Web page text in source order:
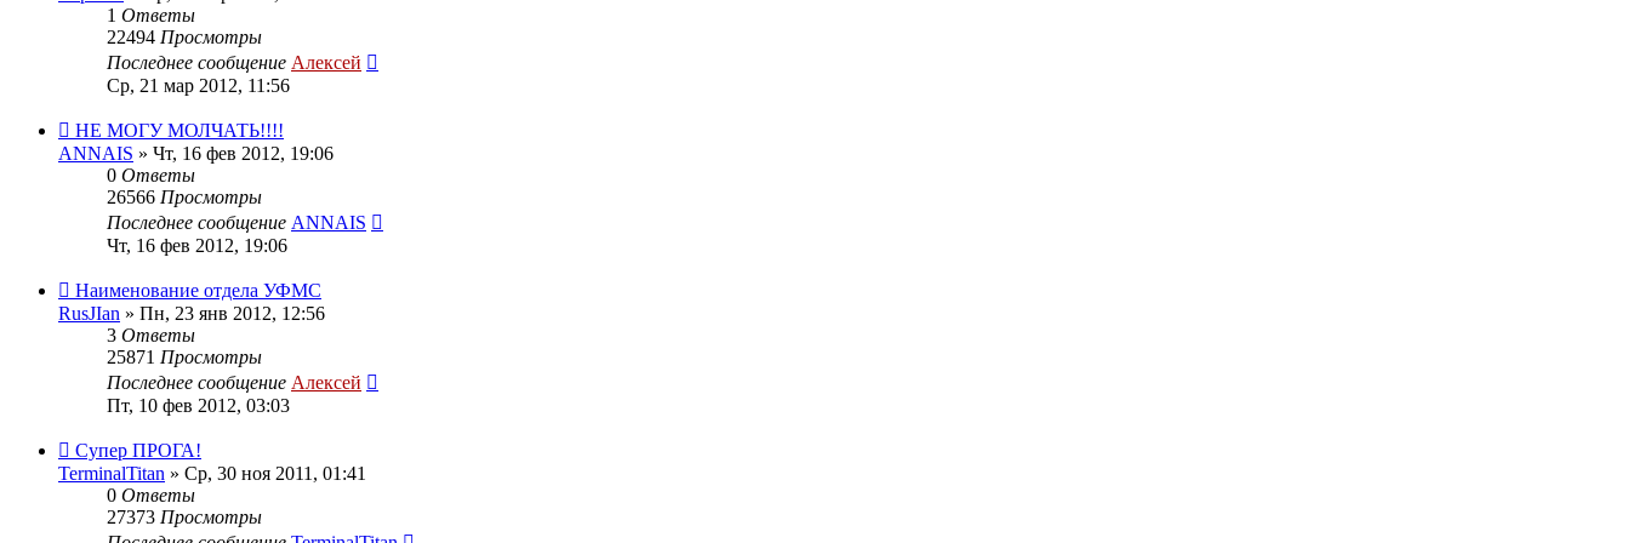
1 Ответы
22494 Просмотры
Последнее сообщение Алексей
Ср, 21 мар 2012, 11:56
НЕ МОГУ МОЛЧАТЬ!!!!
ANNAIS » Чт, 16 фев 2012, 19:06
0 Ответы
26566 Просмотры
Последнее сообщение ANNAIS
Чт, 16 фев 2012, 19:06
Наименование отдела УФМС
RusJIan » Пн, 23 янв 2012, 12:56
3 Ответы
25871 Просмотры
Последнее сообщение Алексей
Пт, 10 фев 2012, 03:03
Супер ПРОГА!
TerminalTitan » Ср, 30 ноя 2011, 01:41
0 Ответы
27373 Просмотры